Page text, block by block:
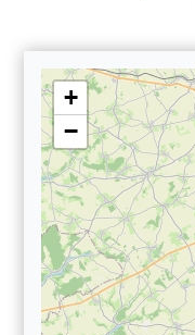
+
−